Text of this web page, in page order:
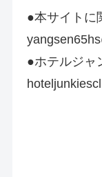
●本サイトに
●ホテルジャ